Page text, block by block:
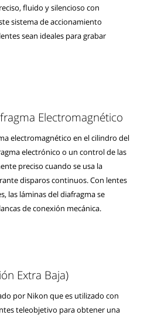
fluido y silencioso con
sistema de accionamiento
sean ideales para grabar
Electromagnético
electromagnético en el cilindro del
electrónico o un control de las
preciso cuando se usa la
disparos continuos. Con lentes
las láminas del diafragma se
de conexión mecánica.
Extra Baja)
por Nikon que es utilizado con
teleobjetivo para obtener una